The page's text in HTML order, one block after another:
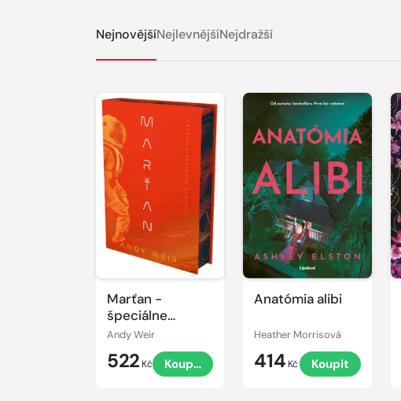
NejnovějšíNejlevnějšíNejdražší
Marťan -
špeciálne
vydanie
Andy Weir
522 Kč Koupit
Anatómia alibi
Heather Morrisová
414 Kč Koupit